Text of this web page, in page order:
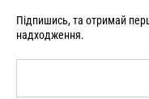
Підпишись, та отримай
надходження.